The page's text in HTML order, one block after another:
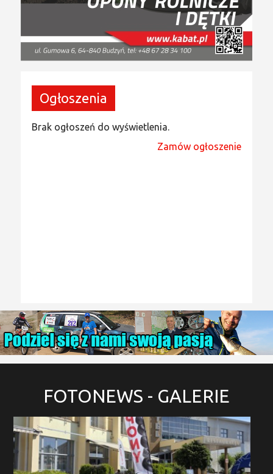
Ogłoszenia
Brak ogłoszeń do wyświetlenia.
Zamów ogłoszenie
FOTONEWS - GALERIE